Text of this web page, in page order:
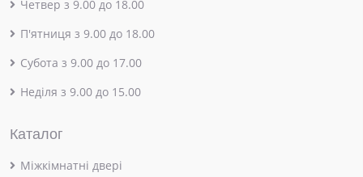
Четвер з 9.00 до 18.00
П'ятниця з 9.00 до 18.00
Субота з 9.00 до 17.00
Неділя з 9.00 до 15.00
Каталог
Міжкімнатні двері